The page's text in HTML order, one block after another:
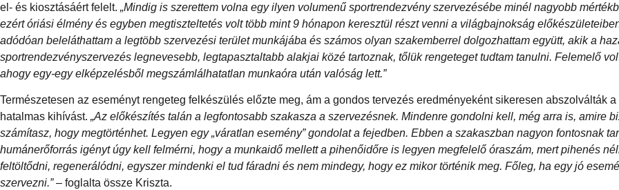
el- és kiosztásáért felelt. „Mindig is szerettem volna egy ilyen volumenű sportrendezvény szervezésébe minél nagyobb
ezért óriási élmény és egyben megtiszteltetés volt több mint 9 hónapon keresztül részt venni a világbajnokság
adódóan beleláthattam a legtöbb szervezési terület munkájába és számos olyan szakemberrel dolgozhattam együtt, akik a
sportrendezvényszervezés legnevesebb, legtapasztaltabb alakjai közé tartoznak, tőlük rengeteget tudtam tanulni. Felemelő
ahogy egy-egy elképzelésből megszámlálhatatlan munkaóra után valóság lett.”
Természetesen az eseményt rengeteg felkészülés előzte meg, ám a gondos tervezés eredményeként sikeresen abszolválták
hatalmas kihívást. „Az előkészítés talán a legfontosabb szakasza a szervezésnek. Mindenre gondolni kell, még arra is, amire
számítasz, hogy megtörténhet. Legyen egy „váratlan esemény” gondolat a fejedben. Ebben a szakaszban nagyon fontosnak
humánerőforrás igényt úgy kell felmérni, hogy a munkaidő mellett a pihenőidőre is legyen megfelelő óraszám, mert pihenés
feltöltődni, regenerálódni, egyszer mindenki el tud fáradni és nem mindegy, hogy ez mikor történik meg. Főleg, ha egy jó
szervezni.”– foglalta össze Kriszta.